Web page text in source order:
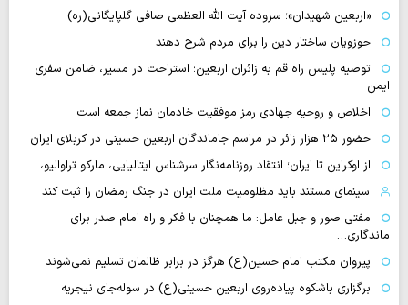
«اربعین شهیدان»؛ سروده آیت الله العظمی صافی گلپایگانی(ره)
حوزویان ساختار دین را برای مردم شرح دهند
توصیه پلیس راه قم به زائران اربعین؛ استراحت در مسیر، ضامن سفری
ایمن
اخلاص و روحیه جهادی رمز موفقیت خادمان نماز جمعه است
حضور ۲۵ هزار زائر در مراسم جاماندگان اربعین حسینی در کربلای ایران
از اوکراین تا ایران؛ انتقاد روزنامه‌نگار سرشناس ایتالیایی، مارکو تراوالیو،…
سینمای مستند باید مظلومیت ملت ایران در جنگ رمضان را ثبت کند
مفتی صور و جبل عامل: ما همچنان با فکر و راه امام صدر برای
ماندگاری…
پیروان مکتب امام حسین(ع) هرگز در برابر ظالمان تسلیم نمی‌شوند
برگزاری باشکوه پیاده‌روی اربعین حسینی(ع) در سوله‌جای نیجریه